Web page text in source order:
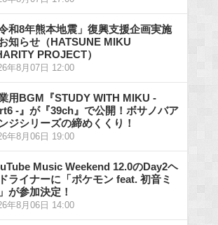
令和8年熊本地震」復興支援企画実施
知らせ（HATSUNE MIKU
PROJECT）
年8月07日 12:00
用BGM『STUDY WITH MIKU -
-』が『39ch』で公開！ボサノバア
ジシリーズの締めくくり！
年8月06日 19:00
Music Weekend 12.0のDay2ヘ
ライナーに「ポケモン feat. 初音ミ
が参加決定！
年8月06日 14:00